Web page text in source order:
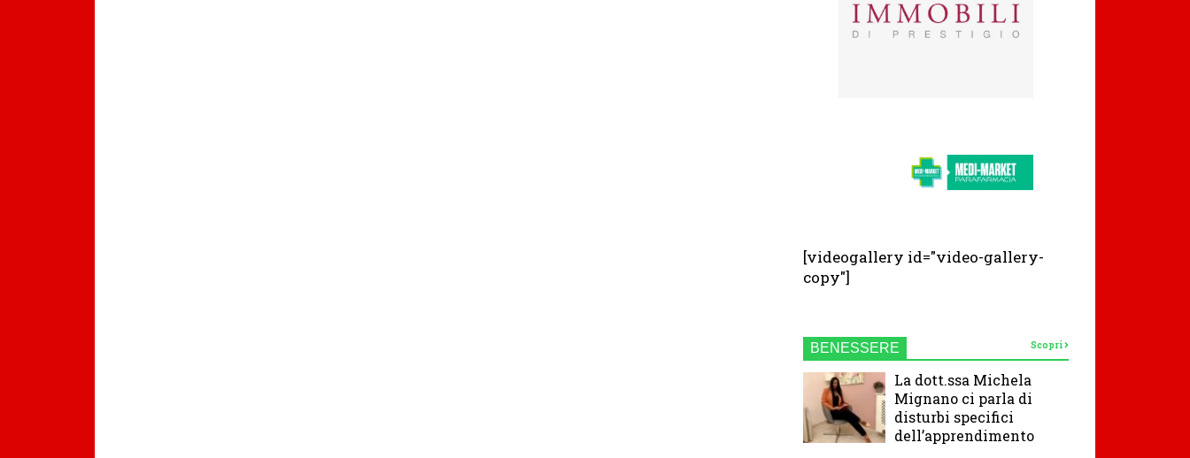
[videogallery id="video-gallery-
copy"]
BENESSERE Scopri
La dott.ssa Michela
Mignano ci parla di
disturbi specifici
dell’apprendimento